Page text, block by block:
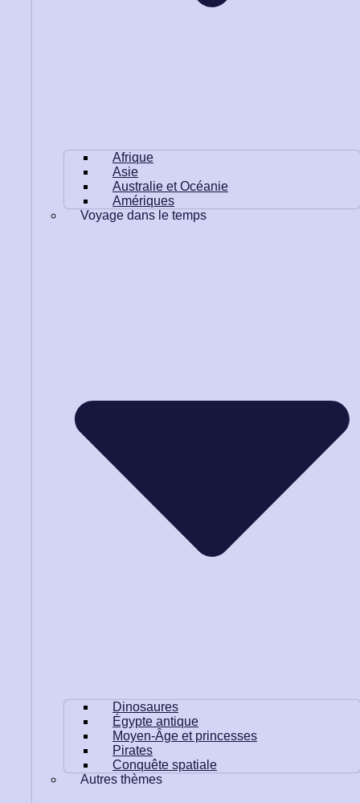
Afrique
Asie
Australie et Océanie
Amériques
Voyage dans le temps
Dinosaures
Égypte antique
Moyen-Âge et princesses
Pirates
Conquête spatiale
Autres thèmes